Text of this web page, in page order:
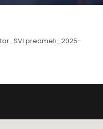
predmeti_2025-